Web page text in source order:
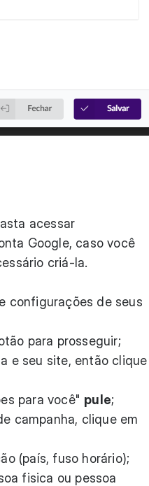
acessar
Google, caso você
criá-la.
configurações de seus
para prosseguir;
e seu site, então clique
para você" pule;
campanha, clique em
(país, fuso horário);
fisica ou pessoa